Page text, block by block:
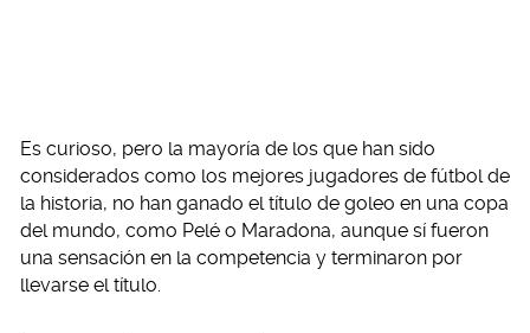
Es curioso, pero la mayoría de los que han sido
considerados como los mejores jugadores de fútbol de
la historia, no han ganado el título de goleo en una copa
del mundo, como Pelé o Maradona, aunque sí fueron
una sensación en la competencia y terminaron por
llevarse el título.